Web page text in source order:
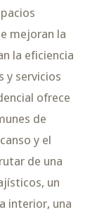
mejoran la
la eficiencia
y servicios
ofrece
de
y el
de una
un
interior, una